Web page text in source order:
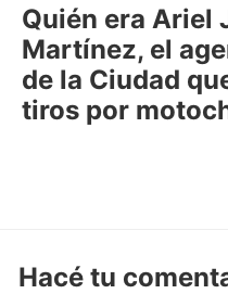
Quién era Ariel
Martínez, el
de la Ciudad
tiros por
Hacé tu